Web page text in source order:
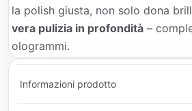
la polish giusta, non solo dona
vera pulizia in profondità –
ologrammi.
Informazioni prodotto